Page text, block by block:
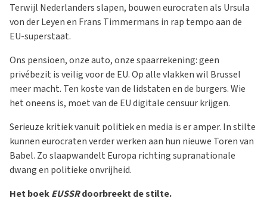
Terwijl Nederlanders slapen, bouwen eurocraten als Ursula
von der Leyen en Frans Timmermans in rap tempo aan de
EU-superstaat.
Ons pensioen, onze auto, onze spaarrekening: geen
privébezit is veilig voor de EU. Op alle vlakken wil Brussel
meer macht. Ten koste van de lidstaten en de burgers. Wie
het oneens is, moet van de EU digitale censuur krijgen.
Serieuze kritiek vanuit politiek en media is er amper. In stilte
kunnen eurocraten verder werken aan hun nieuwe Toren van
Babel. Zo slaapwandelt Europa richting supranationale
dwang en politieke onvrijheid.
Het boekEUSSRdoorbreekt de stilte.